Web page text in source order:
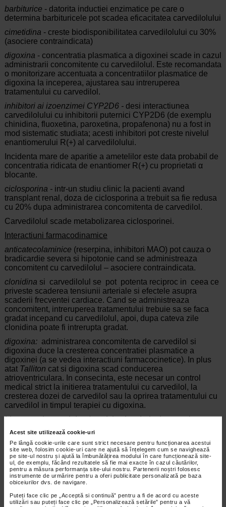
Acest site utilizează cookie-uri
Pe lângă cookie-urile care sunt strict necesare pentru funcționarea acestui
site web, folosim cookie-uri care ne ajută să înțelegem cum se navighează
pe site-ul nostru și ajută la îmbunătățirea modului în care funcționează site-
ul, de exemplu, făcând rezultatele să fie mai exacte în cazul căutărilor,
pentru a măsura performanța site-ului nostru. Partenerii noștri folosesc
instrumente de urmărire pentru a oferi publicitate personalizată pe baza
obiceiurilor dvs. de navigare.
Puteți face clic pe „Acceptă si continuă” pentru a fi de acord cu aceste
utilizări sau puteți face clic pe „Personalizează setările” pentru a vă
barbiturice - datorita inductiei enzimatice pe care o
determina barbituricele pot scadea eficacitatea carvedilolului
cimetidina - creste biodisponibilitatea carvedilolului cu 30%
(asociere contraindicata)
digoxina - concentratia plasmatica a digoxinei scade in cazul
administrarii concomitente cu carvedilolul. Este recomandata
o monitorizare accentuata a concentratiilor plasmatice de
digoxina la inceperea, ajustarea sau intreruperea
tratamentului cu carvedilol.
inhibitori ai izoenzimei CYP2D6 - desi interactiunea
carvedilolului cu inhibitorii puternici CYP2D6 (de exemplu
chinidina, fluoxetina, paroxetina, propafenona) nu a fost in
mod sistematic studiata; acesti inhibitori pot creste nivelul
enantiomerului R(+) al carvedilolului.
Incidenta mare de aparitie a ametelilor este data probabil de
concentratia ridicata de enantiomer R(+) cu proprietati α
blocante.
ciclosporina - intr-un studiu clinic la pacienti avand
transplant renal, doza de ciclosporina a trebuit sa fie redusa
cu 20% dupa administrarea concomitenta de carvedilol.
Carvedilolul scade metabolizarea ciclosporinei.
Interactiuni farmacodinamice
anticatecolaminice (reserpina, inhibitori MAO) pot cauza o
bradicardie severa si hipotonie cand se administreaza
concomitent cu carvedilolul – asociere contraindicata.
clonidina si carvedilolul se pot potenta reciproc in ceea ce
priveste scaderea tensiunii arteriale si efectele asupra
scaderii frecventei cardiace. Cand se administreaza
concomitent, intreruperea tratamentului trebuie sa se faca
gradat incepand cu carvedilolul, apoi, dupa cateva zile
clonidina poate fi intrerupta gradat.
digoxina: administrarea concomitenta de carvedilol si
digoxina duce la cresterea concentratiei plasmatice a
digoxinei (a se vedea interactiuni farmacocinetice). In plus
atat Talliton cat si digoxina scad conducerea
atrioventriculara. In consecinta, este necesar un control
medical strict la initierea tratamentului cu carvedilol, la
cresterea dozei de carvedilol sau la oprirea tratamentului cu
carvedilol in timpul terapiei cu digoxina.
blocante ale canalelor de calciu si antiaritmice: tensiunea
arteriala, frecventa cardiaca si monitorizarea
de carvedilol cu blocante ale canalelor de calciu (in special
cu verapamilul sau diltiazem) sau un agent antiaritmic (mai
ales in cazul antiaritmicelor de clasa I de medicamente).
Administrarea concomitenta intravenoasa a acestora cu
carvedilolul este contraindicata (vezi pct 4.3).
Desi asocierea de medicamente de tipul dihidropiridinelor cu